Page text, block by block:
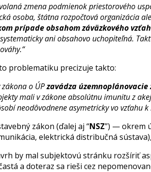
zmena podmienok priestorového
osoba, štátna rozpočtová organizácia
prípade obsahom záväzkového
ani obsahovo uchopiteľná.
problematiku precizuje takto:
zákona o ÚPzavádza
mali v zákone absolútnu imunitu z
neodôvodnene asymetricky vo vzťahu
zákon (ďalej aj “NSZ”) — okrem
elektrická distribučná
by mal subjektovú stránku rozšíriť
a doteraz sa rieši cez